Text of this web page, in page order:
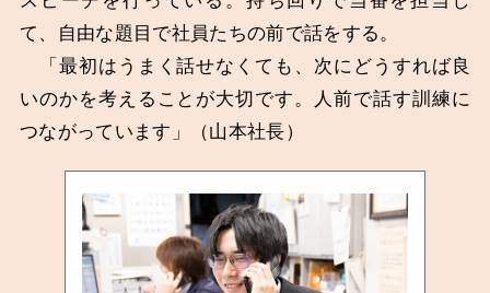
て、自由な題目で社員たちの前で話をする。
「最初はうまく話せなくても、次にどうすれば良
いのかを考えることが大切です。人前で話す訓練に
つながっています」（山本社長）